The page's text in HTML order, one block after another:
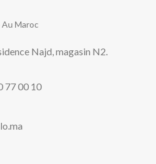
Au Maroc
Najd, magasin N2.
77 00 10